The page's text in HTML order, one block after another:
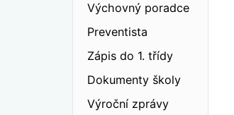
Výchovný poradce
Preventista
Zápis do 1. třídy
Dokumenty školy
Výroční zprávy